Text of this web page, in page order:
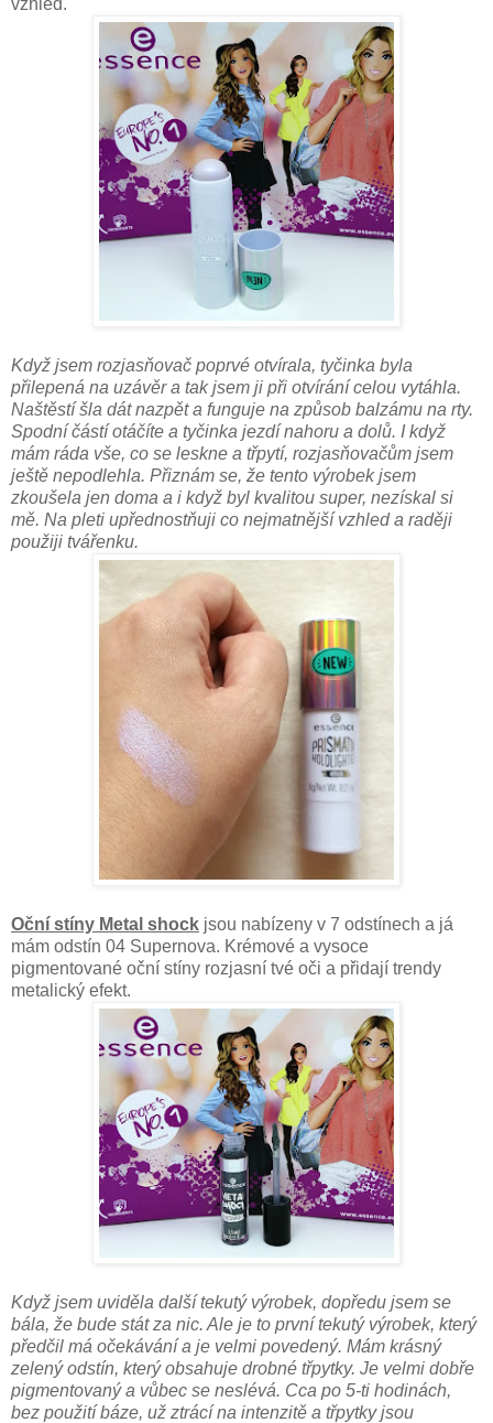
Když jsem rozjasňovač poprvé otvírala, tyčinka byla
přilepená na uzávěr a tak jsem ji při otvírání celou vytáhla.
Naštěstí šla dát nazpět a funguje na způsob balzámu na rty.
Spodní částí otáčíte a tyčinka jezdí nahoru a dolů. I když
mám ráda vše, co se leskne a třpytí, rozjasňovačům jsem
ještě nepodlehla. Přiznám se, že tento výrobek jsem
zkoušela jen doma a i když byl kvalitou super, nezískal si
mě. Na pleti upřednostňuji co nejmatnější vzhled a raději
použiji tvářenku.
Oční stíny Metal shock jsou nabízeny v 7 odstínech a já
mám odstín 04 Supernova. Krémové a vysoce
pigmentované oční stíny rozjasní tvé oči a přidají trendy
metalický efekt.
Když jsem uviděla další tekutý výrobek, dopředu jsem se
bála, že bude stát za nic. Ale je to první tekutý výrobek, který
předčil má očekávání a je velmi povedený. Mám krásný
zelený odstín, který obsahuje drobné třpytky. Je velmi dobře
pigmentovaný a vůbec se neslévá. Cca po 5-ti hodinách,
bez použití báze, už ztrácí na intenzitě a třpytky jsou